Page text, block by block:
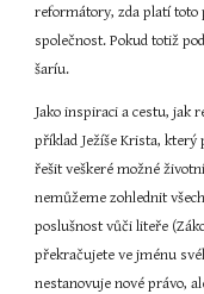
reformátory, zda platí toto
společnost. Pokud totiž
šaríu.
Jako inspiraci a cestu, jak
příklad Ježíše Krista, který
řešit veškeré možné
nemůžeme zohlednit
poslušnost vůči liteře
překračujete ve jménu
nestanovuje nové právo,